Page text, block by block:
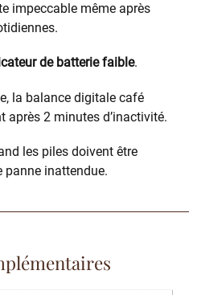
impeccable même après
de batterie faible.
la balance digitale café
après 2 minutes d’inactivité.
les piles doivent être
panne inattendue.